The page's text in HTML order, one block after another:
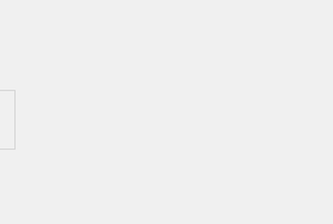
Salisbury
in Grau/Anthrazit